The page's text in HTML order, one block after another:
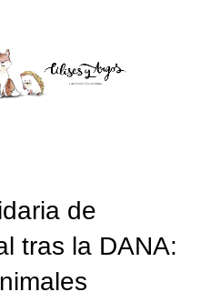
de
tras la DANA: